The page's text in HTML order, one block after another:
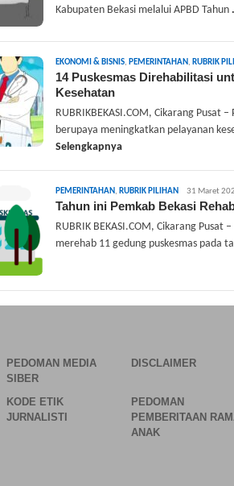
Kabupaten Bekasi melalui APBD Tahun
EKONOMI & BISNIS, PEMERINTAHAN, RUBRIK
14 Puskesmas Direhabilitasi
Kesehatan
RUBRIKBEKASI.COM, Cikarang Pusat
berupaya meningkatkan pelayanan
Selengkapnya
PEMERINTAHAN, RUBRIK PILIHAN admin
31 Maret
Tahun ini Pemkab Bekasi
RUBRIK BEKASI.COM, Cikarang Pusat
merehab 11 gedung puskesmas pada
PEDOMAN MEDIA
SIBER
DISCLAIMER
KODE ETIK
JURNALISTI
PEDOMAN
PEMBERITAAN
ANAK